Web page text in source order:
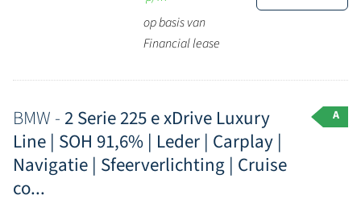
op basis van
Financial lease
BMW - 2 Serie 225 e xDrive Luxury
Line | SOH 91,6% | Leder | Carplay |
Navigatie | Sfeerverlichting | Cruise
co...
A